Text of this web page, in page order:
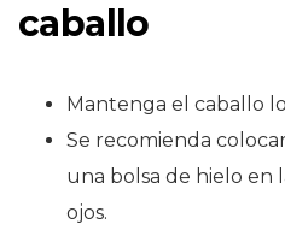
caballo
Mantenga el caballo
Se recomienda
una bolsa de hielo en
ojos.